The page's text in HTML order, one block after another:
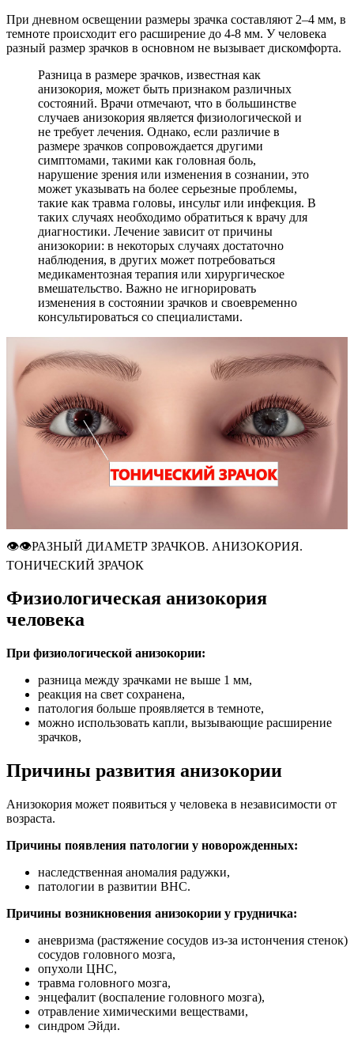
При дневном освещении размеры зрачка составляют 2–4 мм, в
темноте происходит его расширение до 4-8 мм. У человека
разный размер зрачков в основном не вызывает дискомфорта.
Разница в размере зрачков, известная как
анизокория, может быть признаком различных
состояний. Врачи отмечают, что в большинстве
случаев анизокория является физиологической и
не требует лечения. Однако, если различие в
размере зрачков сопровождается другими
симптомами, такими как головная боль,
нарушение зрения или изменения в сознании, это
может указывать на более серьезные проблемы,
такие как травма головы, инсульт или инфекция. В
таких случаях необходимо обратиться к врачу для
диагностики. Лечение зависит от причины
анизокории: в некоторых случаях достаточно
наблюдения, в других может потребоваться
медикаментозная терапия или хирургическое
вмешательство. Важно не игнорировать
изменения в состоянии зрачков и своевременно
консультироваться со специалистами.
👁👁РАЗНЫЙ ДИАМЕТР ЗРАЧКОВ. АНИЗОКОРИЯ.
ТОНИЧЕСКИЙ ЗРАЧОК
Физиологическая анизокория
человека
При физиологической анизокории:
разница между зрачками не выше 1 мм,
реакция на свет сохранена,
патология больше проявляется в темноте,
можно использовать капли, вызывающие расширение
зрачков,
Причины развития анизокории
Анизокория может появиться у человека в независимости от
возраста.
Причины появления патологии у новорожденных:
наследственная аномалия радужки,
патологии в развитии ВНС.
Причины возникновения анизокории у грудничка:
аневризма (растяжение сосудов из-за истончения стенок)
сосудов головного мозга,
опухоли ЦНС,
травма головного мозга,
энцефалит (воспаление головного мозга),
отравление химическими веществами,
синдром Эйди.